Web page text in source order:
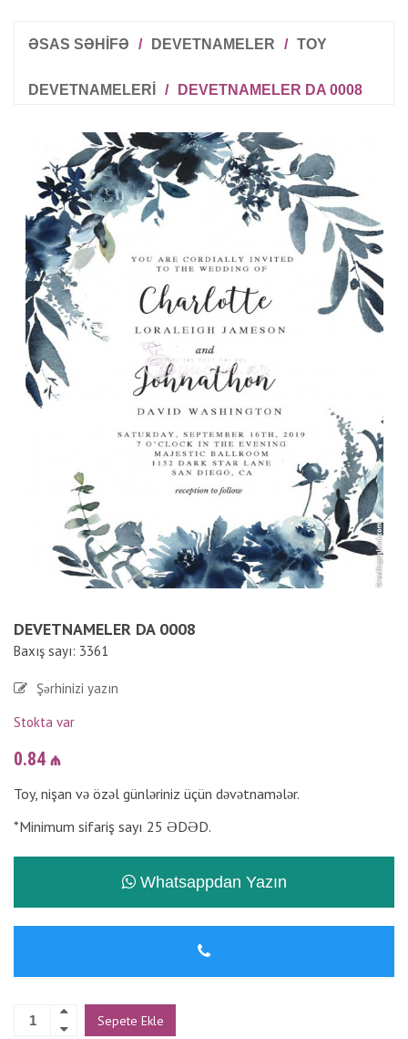
ƏSAS SƏHİFƏ / DEVETNAMELER / TOY
DEVETNAMELERI / DEVETNAMELER DA 0008
DEVETNAMELER DA 0008
Baxış sayı: 3361
Şərhinizi yazın
Stokta var
0.84 ₼
Toy, nişan və özəl günləriniz üçün dəvətnamələr.
*Minimum sifariş sayı 25 ƏDƏD.
Whatsappdan Yazın
Sepete Ekle